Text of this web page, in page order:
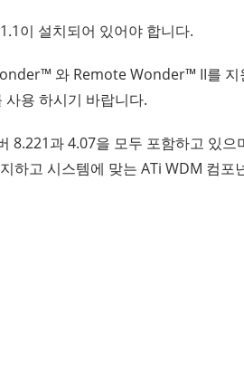
이 설치되어 있어야 합니다.
와 Remote Wonder™ II를 지
용 하시기 바랍니다.
8.221과 4.07을 모두 포함하고 있으
고 시스템에 맞는 ATi WDM 컴포